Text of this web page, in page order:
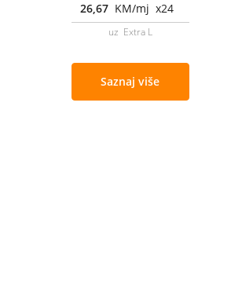
26,67 KM/mj x24
uz Extra L
Saznaj više